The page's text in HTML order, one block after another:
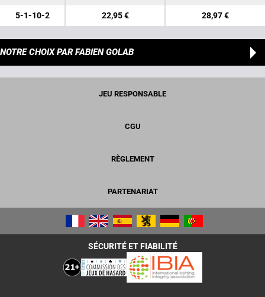
5-1-10-2 22,95 € 28,97 €
NOTRE CHOIX PAR FABIEN GOLAB
JEU RESPONSABLE
CGU
RÈGLEMENT
PARTENARIAT
SÉCURITÉ ET FIABILITÉ